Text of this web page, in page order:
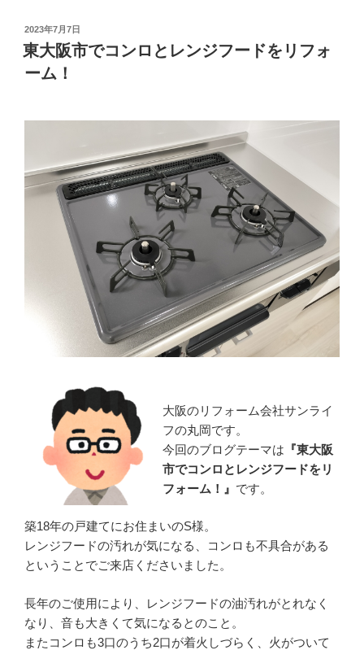
投
稿
日:
2023年7月7日
東大阪市でコンロとレンジフードをリフォ
ーム！
大阪のリフォーム会社サンライ
フの丸岡です。
今回のブログテーマは 『東大阪
市でコンロとレンジフードをリ
フォーム！』 です。
築18年の戸建てにお住まいのS様。
レンジフードの汚れが気になる、コンロも不具合がある
ということでご来店くださいました。
長年のご使用により、レンジフードの油汚れがとれなく
なり、音も大きくて気になるとのこと。
またコンロも3口のうち2口が着火しづらく、火がついて